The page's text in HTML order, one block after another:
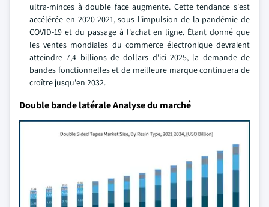
ultra-minces à double face augmente. Cette tendance s'est
accélérée en 2020-2021, sous l'impulsion de la pandémie de
COVID-19 et du passage à l'achat en ligne. Étant donné que
les ventes mondiales du commerce électronique devraient
atteindre 7,4 billions de dollars d'ici 2025, la demande de
bandes fonctionnelles et de meilleure marque continuera de
croître jusqu'en 2032.
Double bande latérale Analyse du marché